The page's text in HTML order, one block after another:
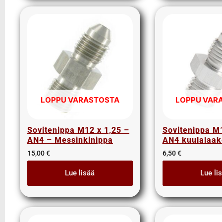
Moottorinosat
BMW moottorinosat
Mercedes moottorinosat
Toyota moottorinosat
Volvo moottorinosat
Ohjauspyörät ja keskiöt
Pakoputkisto
Muut pakoputkisto tarvikkeet
Putkisto osat normi teräs
Putkisto osat RST
Vaimentimet normi teräs
Vaimentimet normi teräs 1,75"
LOPPU VARASTOSTA
Sovitenippa M12 x 1,25 –
AN4 – Messinkinippa
15,00€
Lue lisää
LOPPU
Sovitenippa
AN4
6,50€
Lue